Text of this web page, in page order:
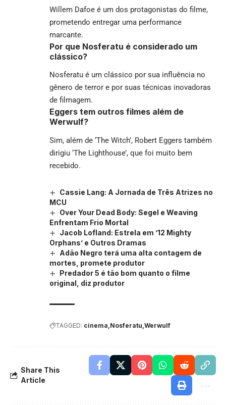
Willem Dafoe é um dos protagonistas do filme,
prometendo entregar uma performance
marcante.
Por que Nosferatu é considerado um
clássico?
Nosferatu é um clássico por sua influência no
gênero de terror e por suas técnicas inovadoras
de filmagem.
Eggers tem outros filmes além de
Werwulf?
Sim, além de ‘The Witch’, Robert Eggers também
dirigiu ‘The Lighthouse’, que foi muito bem
recebido.
Cassie Lang: A Jornada de Três Atrizes no
MCU
Over Your Dead Body: Segel e Weaving
Enfrentam Frio Mortal
Jacob Lofland: Estrela em ’12 Mighty
Orphans’ e Outros Dramas
Adão Negro terá uma alta contagem de
mortes, promete produtor
Predador 5 é tão bom quanto o filme
original, diz produtor
TAGGED: cinema Nosferatu Werwulf
Share This
Article